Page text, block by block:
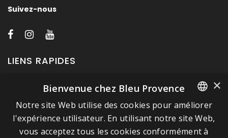
Suivez-nous
LIENS RAPIDES
A propos de Bleu Provence
Mentions légales
Conditions de vente
FRENCH
ITALIAN
×
Bienvenue chez Bleu Provence
Notre site Web utilise des cookies pour améliorer
l'expérience utilisateur. En utilisant notre site Web,
vous acceptez tous les cookies conformément à